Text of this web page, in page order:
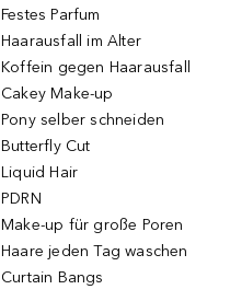
Festes Parfum
Haarausfall im Alter
Koffein gegen Haarausfall
Cakey Make-up
Pony selber schneiden
Butterfly Cut
Liquid Hair
PDRN
Make-up für große Poren
Haare jeden Tag waschen
Curtain Bangs